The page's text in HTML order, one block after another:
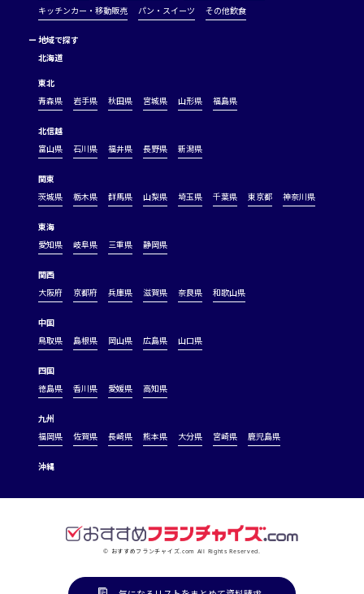
キッチンカー・移動販売
パン・スイーツ その他飲食
ー 地域で探す
北海道
東北
青森県
岩手県 秋田県 宮城県 山形県 福島県
北信越
富山県
石川県 福井県 長野県 新潟県
関東
茨城県
栃木県 群馬県 山梨県 埼玉県 千葉県 東京都 神奈川県
東海
愛知県
岐阜県 三重県 静岡県
関西
大阪府
京都府 兵庫県 滋賀県 奈良県 和歌山県
中国
鳥取県
島根県 岡山県 広島県 山口県
四国
徳島県
香川県 愛媛県 高知県
九州
福岡県
佐賀県 長崎県 熊本県 大分県 宮崎県 鹿児島県
沖縄
© おすすめフランチャイズ.com All Rights Reserved.